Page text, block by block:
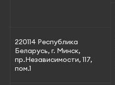
220114 Республика
Беларусь, г. Минск,
пр.Независимости, 117,
пом.1